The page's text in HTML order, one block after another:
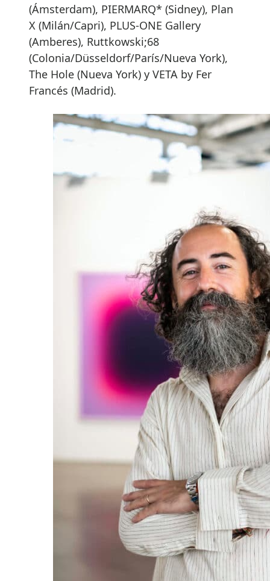
(Ámsterdam), PIERMARQ* (Sidney), Plan
X (Milán/Capri), PLUS-ONE Gallery
(Amberes), Ruttkowski;68
(Colonia/Düsseldorf/París/Nueva York),
The Hole (Nueva York) y VETA by Fer
Francés (Madrid).